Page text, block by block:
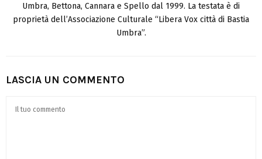
Umbra, Bettona, Cannara e Spello dal 1999. La testata è di
proprietà dell’Associazione Culturale “Libera Vox città di Bastia
Umbra”.
LASCIA UN COMMENTO